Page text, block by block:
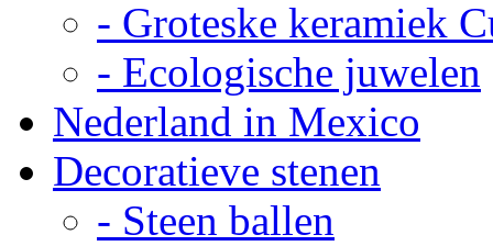
- Groteske keramiek
- Ecologische juwelen
Nederland in Mexico
Decoratieve stenen
- Steen ballen